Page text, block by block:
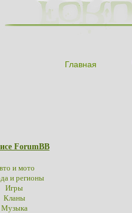
Главная
ForumBB
и мото
и регионы
Игры
Кланы
Музыка